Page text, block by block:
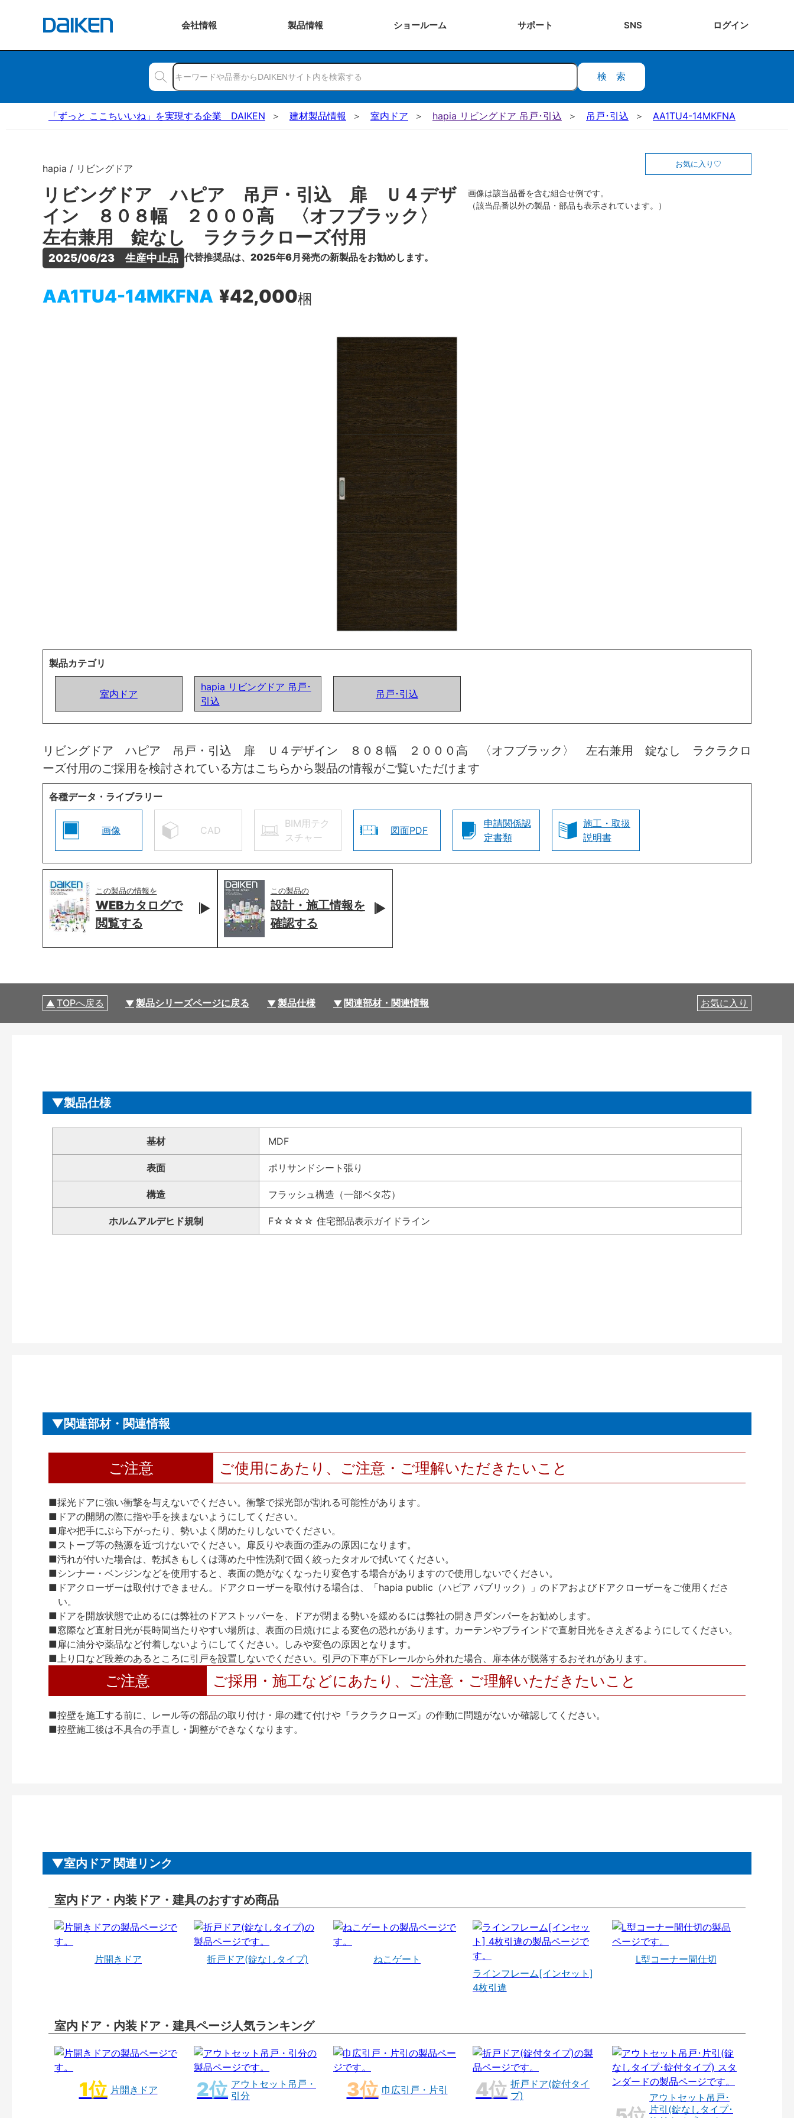
会社情報 製品情報 ショールーム サポート SNS ログイン
検索
「ずっと ここちいいね」を実現する企業 DAIKEN 建材製品情報 室内ドア hapia リビングドア 吊戸･引込 吊戸･引込 AA1TU4-14MKFNA
hapia / リビングドア
リビングドア ハピア 吊戸・引込 扉 Ｕ４デザ
イン ８０８幅 ２０００高 〈オフブラック〉
左右兼用 錠なし ラクラクローズ付用
2025/06/23　生産中止品 代替推奨品は、2025年6月発売の新製品をお勧めします。
AA1TU4-14MKFNA ¥42,000梱
お気に入り
画像は該当品番を含む組合せ例です。
（該当品番以外の製品・部品も表示されています。）
製品カテゴリ
室内ドア
hapia リビングドア 吊戸･
引込
吊戸･引込
リビングドア ハピア 吊戸・引込 扉 Ｕ４デザイン ８０８幅 ２０００高 〈オフブラック〉 左右兼用 錠なし ラクラクロ
ーズ付用のご採用を検討されている方はこちらから製品の情報がご覧いただけます
各種データ・ライブラリー
画像 CAD
BIM用テク
スチャー
図面PDF
申請関係認
定書類
施工・取扱
説明書
この製品の情報を
WEBカタログで
閲覧する
この製品の
設計・施工情報を
確認する
TOPへ戻る 製品シリーズページに戻る 製品仕様 関連部材・関連情報 お気に入り
製品仕様
基材 MDF
表面 ポリサンドシート張り
構造 フラッシュ構造（一部ベタ芯）
ホルムアルデヒド規制 F☆☆☆☆ 住宅部品表示ガイドライン
関連部材・関連情報
ご注意 ご使用にあたり、ご注意・ご理解いただきたいこと
■採光ドアに強い衝撃を与えないでください。衝撃で採光部が割れる可能性があります。
■ドアの開閉の際に指や手を挟まないようにしてください。
■扉や把手にぶら下がったり、勢いよく閉めたりしないでください。
■ストーブ等の熱源を近づけないでください。扉反りや表面の歪みの原因になります。
■汚れが付いた場合は、乾拭きもしくは薄めた中性洗剤で固く絞ったタオルで拭いてください。
■シンナー・ベンジンなどを使用すると、表面の艶がなくなったり変色する場合がありますので使用しないでください。
■ドアクローザーは取付けできません。ドアクローザーを取付ける場合は、「hapia public（ハピア パブリック）」のドアおよびドアクローザーをご使用くださ
い。
■ドアを開放状態で止めるには弊社のドアストッパーを、ドアが閉まる勢いを緩めるには弊社の開き戸ダンパーをお勧めします。
■窓際など直射日光が長時間当たりやすい場所は、表面の日焼けによる変色の恐れがあります。カーテンやブラインドで直射日光をさえぎるようにしてください。
■扉に油分や薬品など付着しないようにしてください。しみや変色の原因となります。
■上り口など段差のあるところに引戸を設置しないでください。引戸の下車が下レールから外れた場合、扉本体が脱落するおそれがあります。
ご注意 ご採用・施工などにあたり、ご注意・ご理解いただきたいこと
■控壁を施工する前に、レール等の部品の取り付け・扉の建て付けや『ラクラクローズ』の作動に問題がないか確認してください。
■控壁施工後は不具合の手直し・調整ができなくなります。
室内ドア 関連リンク
室内ドア・内装ドア・建具のおすすめ商品
片開きドア 折戸ドア(錠なしタイプ)
ねこゲート
ラインフレーム[インセット]
4枚引違
L型コーナー間仕切
室内ドア・内装ドア・建具ページ人気ランキング
片開きドア
アウトセット吊戸・
引分
巾広引戸・片引
折戸ドア(錠付タイ
プ)
アウトセット吊戸･
片引(錠なしタイプ･